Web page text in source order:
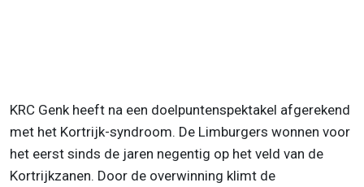
KRC Genk heeft na een doelpuntenspektakel afgerekend
met het Kortrijk-syndroom. De Limburgers wonnen voor
het eerst sinds de jaren negentig op het veld van de
Kortrijkzanen. Door de overwinning klimt de